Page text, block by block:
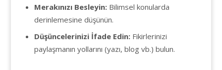
Merakınızı Besleyin:Bilimsel konularda
derinlemesine düşünün.
Düşüncelerinizi İfade Edin:Fikirlerinizi
paylaşmanın yollarını (yazı, blog vb.) bulun.